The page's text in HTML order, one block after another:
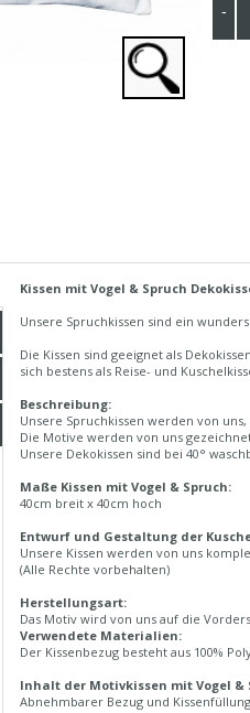
Kissen mit Vogel & Spruch
Unsere Spruchkissen sind ein
Die Kissen sind geeignet als
sich bestens als Reise- und
Beschreibung:
Unsere Spruchkissen werden von
Die Motive werden von uns
Unsere Dekokissen sind bei 40°
Maße Kissen mit Vogel & Spruch:
40cm breit x 40cm hoch
Entwurf und Gestaltung der
Unsere Kissen werden von uns
(Alle Rechte vorbehalten)
Herstellungsart:
Das Motiv wird von uns auf die
Verwendete Materialien:
Der Kissenbezug besteht aus 100%
Inhalt der Motivkissen mit Vogel &
Abnehmbarer Bezug und Kissenfüllung